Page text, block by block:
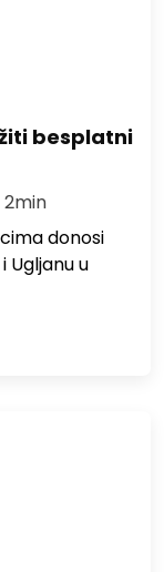
besplatni
donosi
Ugljanu u